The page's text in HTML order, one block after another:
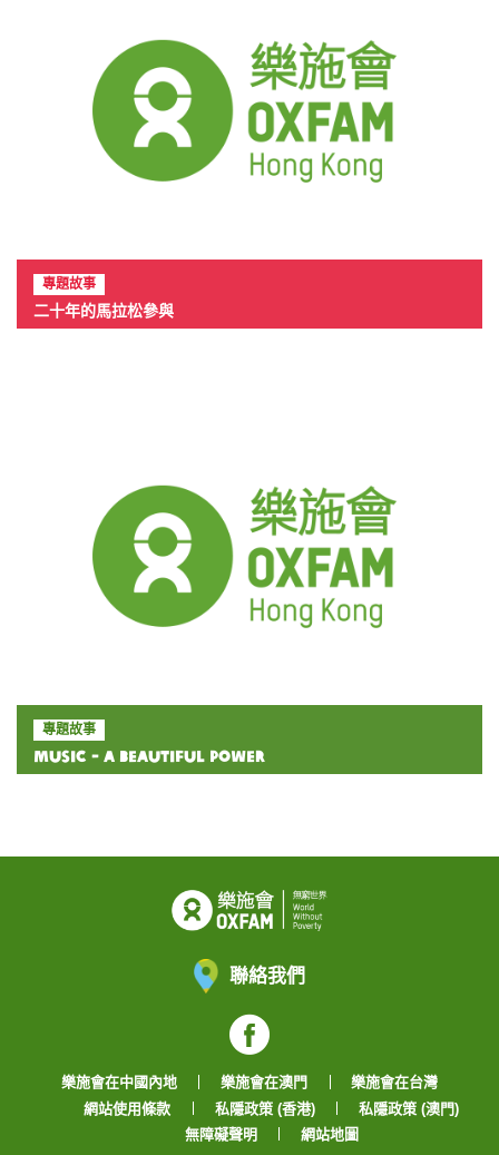
專題故事
二十年的馬拉松參與
專題故事
Music - A Beautiful Power
聯絡我們
Facebook
樂施會在中國內地 樂施會在澳門
樂施會在台灣
網站使用條款
私隱政策 (香港)
私隱政策 (澳門)
無障礙聲明
網站地圖